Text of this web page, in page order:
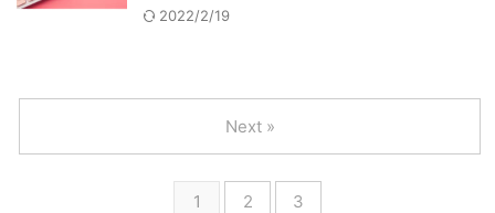
2022/2/19
1 2 3
Next »